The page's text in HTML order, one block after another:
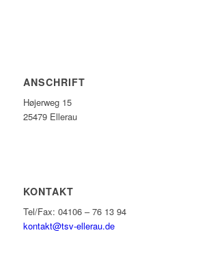
ANSCHRIFT
Højerweg 15
25479 Ellerau
KONTAKT
Tel/Fax: 04106 – 76 13 94
kontakt@tsv-ellerau.de